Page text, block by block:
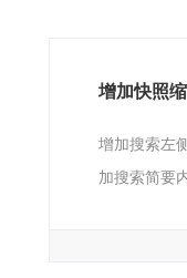
增加快照
增加搜索左
加搜索简要